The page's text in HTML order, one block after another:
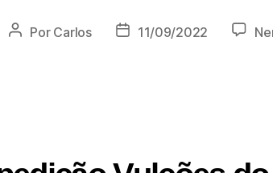
Por Carlos 11/09/2022